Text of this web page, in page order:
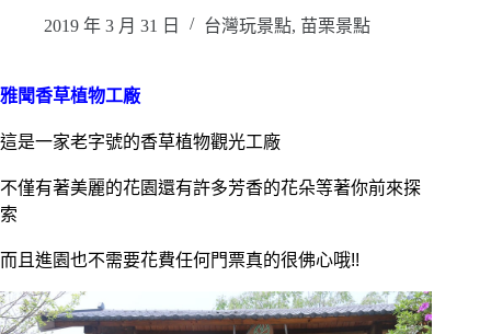
2019 年 3 月 31 日 台灣玩景點, 苗栗景點
雅聞香草植物工廠
這是一家老字號的香草植物觀光工廠
不僅有著美麗的花園還有許多芳香的花朵等著你前來探
索
而且進園也不需要花費任何門票真的很佛心哦!!